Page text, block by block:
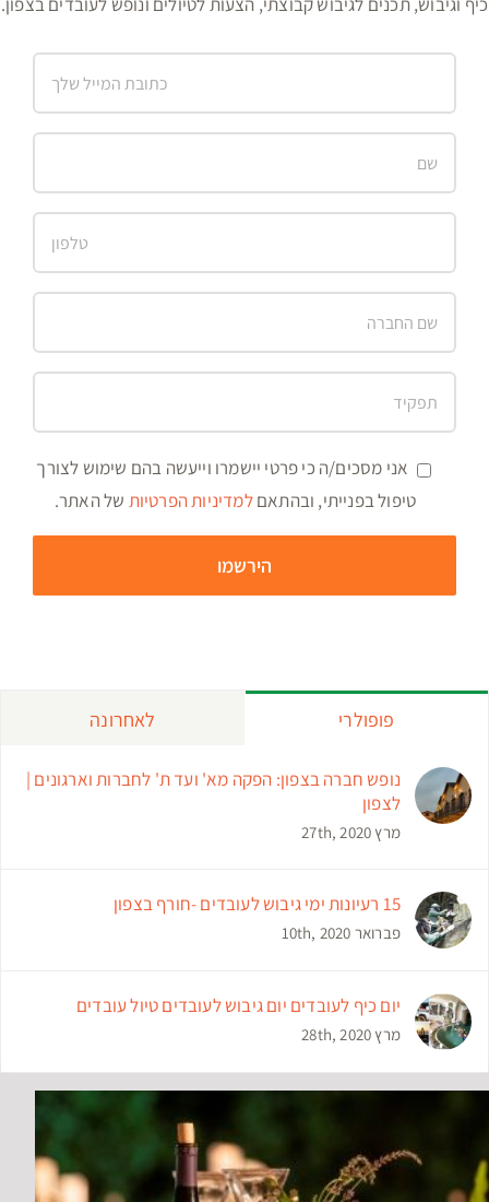
אני מסכים/ה כי פרטי יישמרו וייעשה בהם שימוש לצורך
טיפול בפנייתי, ובהתאםלמדיניות הפרטיות של האתר.
פופולרי לאחרונה
נופש חברה בצפון: הפקה מא' ועד ת' לחברות וארגונים |
לצפון
מרץ 27th, 2020
15 רעיונות ימי גיבוש לעובדים -חורף בצפון
פברואר 10th, 2020
יום כיף לעובדים יום גיבוש לעובדים טיול עובדים
מרץ 28th, 2020